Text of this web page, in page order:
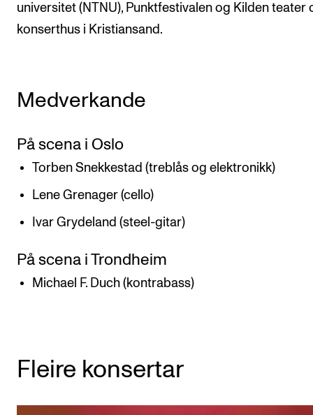
universitet (NTNU), Punktfestivalen og Kilden teater
konserthus i Kristiansand.
Medverkande
På scena i Oslo
Torben Snekkestad (treblås og elektronikk)
Lene Grenager (cello)
Ivar Grydeland (steel-gitar)
På scena i Trondheim
Michael F. Duch (kontrabass)
Fleire konsertar